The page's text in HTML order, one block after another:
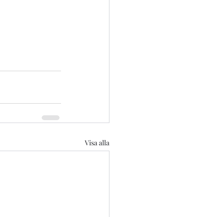
Visa alla